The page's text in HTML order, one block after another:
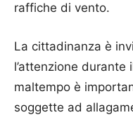
raffiche di vento.
La cittadinanza è
l’attenzione
maltempo è
soggette ad